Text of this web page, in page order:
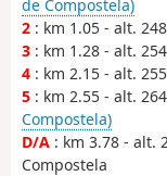
de Compostela)
2 : km 1.05 - alt.
3 : km 1.28 - alt.
4 : km 2.15 - alt.
5 : km 2.55 - alt.
Compostela)
D/A : km 3.78 - alt.
Compostela